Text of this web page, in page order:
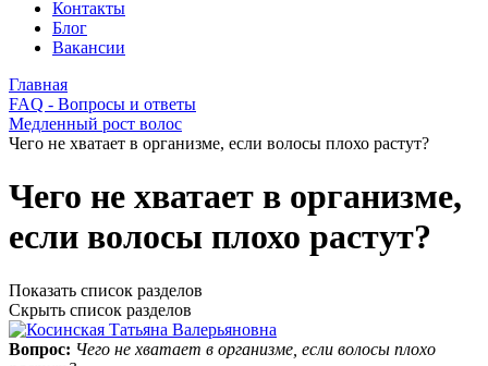
Контакты
Блог
Вакансии
Главная
FAQ - Вопросы и ответы
Медленный рост волос
Чего не хватает в организме, если волосы плохо растут?
Чего не хватает в организме,
если волосы плохо растут?
Показать список разделов
Скрыть список разделов
Вопрос: Чего не хватает в организме, если волосы плохо